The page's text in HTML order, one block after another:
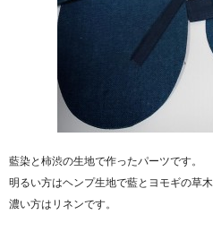
藍染と柿渋の生地で作ったパーツです。
明るい方はヘンプ生地で藍とヨモギの草木
濃い方はリネンです。